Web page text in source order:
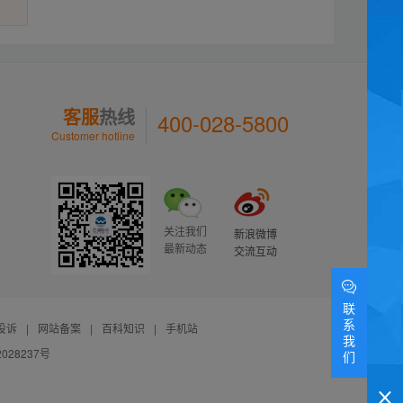
客服热线
Customer hotline 400-028-5800
关注我们
最新动态
新浪微博
交流互动
诉 | 网站备案 | 百科知识 |
手机站
号
联
系
我
们